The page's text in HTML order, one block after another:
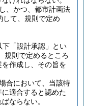
、かつ、都市計画法
して、規則で定め
下「設計承認」とい
規則で定めるところ
作成し、その旨を
合において、当該特
適合すると認めた
ならない。